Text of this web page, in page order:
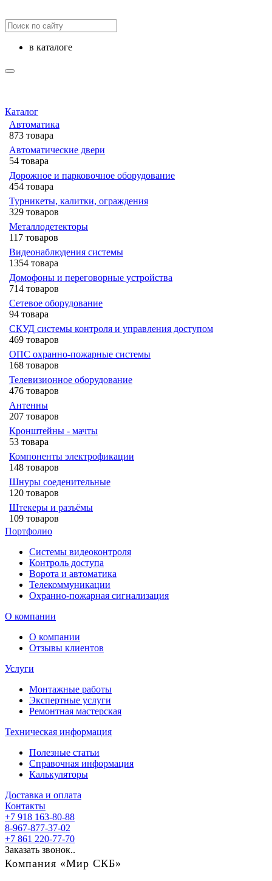
в каталоге
Каталог
Автоматика
873 товара
Автоматические двери
54 товара
Дорожное и парковочное оборудование
454 товара
Турникеты, калитки, ограждения
329 товаров
Металлодетекторы
117 товаров
Видеонаблюдения cистемы
1354 товара
Домофоны и переговорные устройства
714 товаров
Сетевое оборудование
94 товара
СКУД системы контроля и управления доступом
469 товаров
ОПС охранно-пожарные системы
168 товаров
Телевизионное оборудование
476 товаров
Антенны
207 товаров
Кронштейны - мачты
53 товара
Компоненты электрофикации
148 товаров
Шнуры соеденительные
120 товаров
Штекеры и разъёмы
109 товаров
Портфолио
Системы видеоконтроля
Контроль доступа
Ворота и автоматика
Телекоммуникации
Охранно-пожарная сигнализация
О компании
О компании
Отзывы клиентов
Услуги
Монтажные работы
Экспертные услуги
Ремонтная мастерская
Техническая информация
Полезные статьи
Справочная информация
Калькуляторы
Доставка и оплата
Контакты
+7 918 163-80-88
8-967-877-37-02
+7 861 220-77-70
Заказать звонок..
Компания «Мир СКБ»